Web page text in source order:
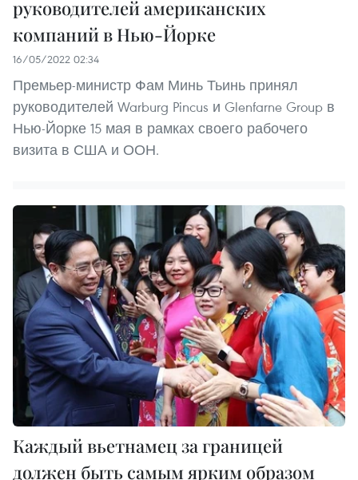
руководителей американских
компаний в Нью-Йорке
16/05/2022 02:34
Премьер-министр Фам Минь Тьинь принял
руководителей Warburg Pincus и Glenfarne Group в
Нью-Йорке 15 мая в рамках своего рабочего
визита в США и ООН.
Каждый вьетнамец за границей
должен быть самым ярким образом